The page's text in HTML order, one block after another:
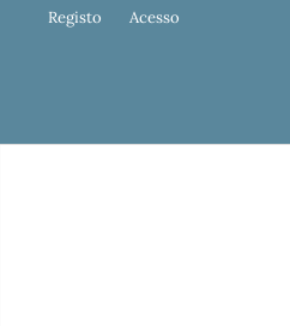
Registo Acesso